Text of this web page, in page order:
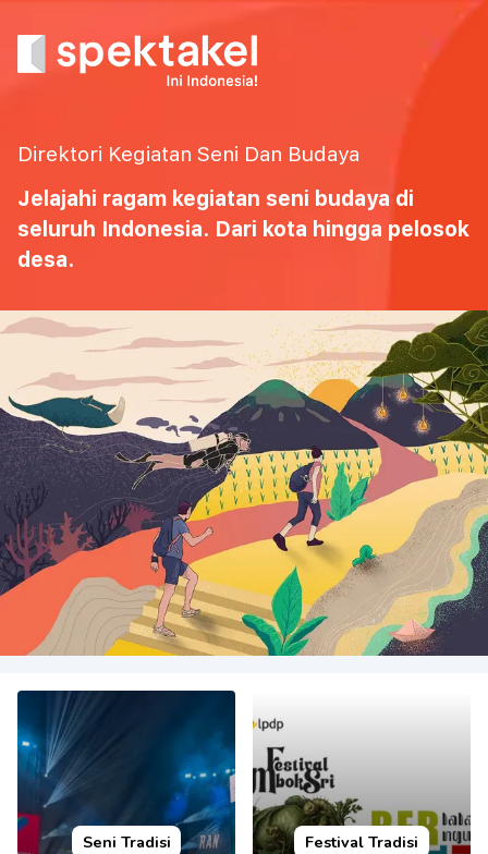
Direktori Kegiatan Seni Dan Budaya
Jelajahi ragam kegiatan seni budaya di
seluruh Indonesia. Dari kota hingga pelosok
desa.
Seni Tradisi Festival Tradisi